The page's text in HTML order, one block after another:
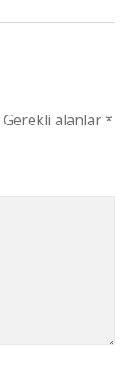
Gerekli alanlar*